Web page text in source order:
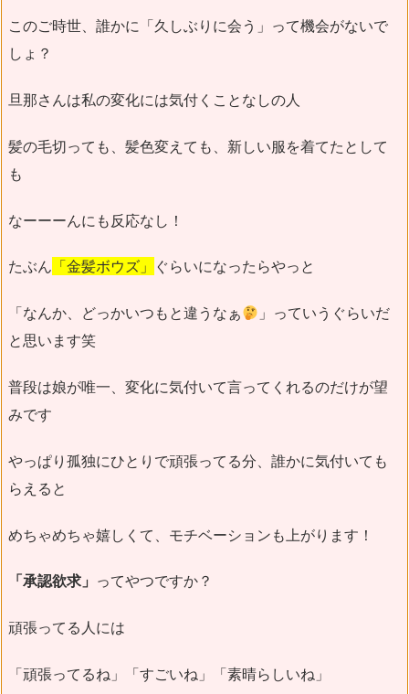
このご時世、誰かに「久しぶりに会う」って機会がないで
しょ？
旦那さんは私の変化には気付くことなしの人
髪の毛切っても、髪色変えても、新しい服を着てたとして
も
なーーーんにも反応なし！
たぶん 「金髪ボウズ」 ぐらいになったらやっと
「なんか、どっかいつもと違うなぁ
」っていうぐらいだ
と思います笑
普段は娘が唯一、変化に気付いて言ってくれるのだけが望
みです
やっぱり孤独にひとりで頑張ってる分、誰かに気付いても
らえると
めちゃめちゃ嬉しくて、モチベーションも上がります！
「承認欲求」 ってやつですか？
頑張ってる人には
「頑張ってるね」「すごいね」「素晴らしいね」